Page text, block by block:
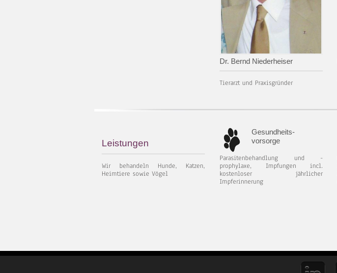
Dr. Bernd Niederheiser
Tierarzt und Praxisgründer
Leistungen
Wir behandeln Hunde, Katzen,
Heimtiere sowie Vögel
Gesundheits-
vorsorge
Parasitenbehandlung und -
prophylaxe, Impfungen incl.
kostenloser jährlicher
Impferinnerung